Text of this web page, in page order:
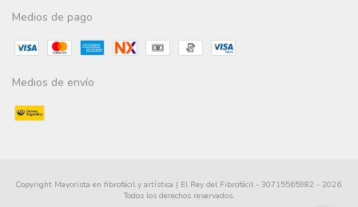
Medios de pago
Medios de envío
Copyright Mayorista en fibrofácil y artística | El Rey del Fibrofácil - 30715565982 - 2026.
Todos los derechos reservados.